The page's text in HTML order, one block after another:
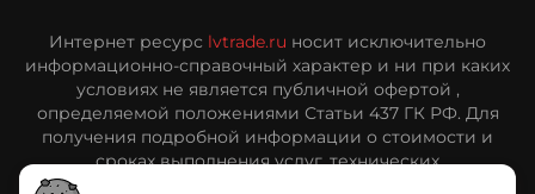
Интернет ресурс lvtrade.ru носит исключительно
информационно-справочный характер и ни при каких
условиях не является публичной офертой ,
определяемой положениями Статьи 437 ГК РФ. Для
получения подробной информации о стоимости и
сроках выполнения услуг, технических
характеристиках оборудования, пожалуйста,